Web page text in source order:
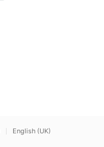
English (UK)